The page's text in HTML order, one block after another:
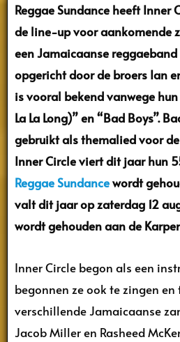
Reggae Sundance heeft Inner
de line-up voor aankomende
een Jamaicaanse
opgericht door de broers Ian
is vooral bekend vanwege hun
La La Long)” en “Bad Boys”.
gebruikt als themalied voor de
Inner Circle viert dit jaar hun
Reggae Sundancewordt
valt dit jaar op zaterdag 12
wordt gehouden aan de
Inner Circle begon als een
begonnen ze ook te zingen en
verschillende Jamaicaanse
Jacob Miller en Rasheed